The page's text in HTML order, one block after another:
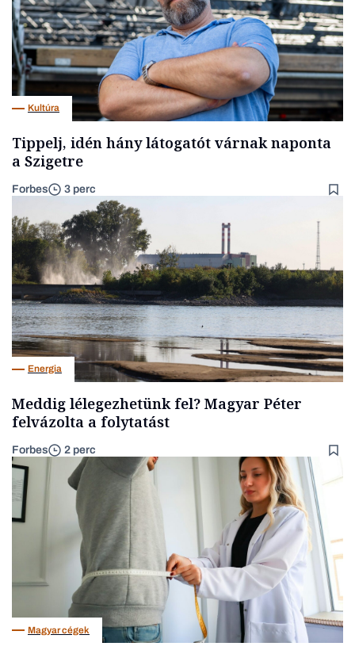
Kultúra
Tippelj, idén hány látogatót várnak naponta
a Szigetre
Forbes 3 perc
Energia
Meddig lélegezhetünk fel? Magyar Péter
felvázolta a folytatást
Forbes 2 perc
Magyar cégek